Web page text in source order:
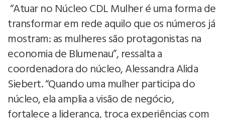
“Atuar no Núcleo CDL Mulher é uma forma de
transformar em rede aquilo que os números já
mostram: as mulheres são protagonistas na
economia de Blumenau”, ressalta a
coordenadora do núcleo, Alessandra Alida
Siebert. “Quando uma mulher participa do
núcleo, ela amplia a visão de negócio,